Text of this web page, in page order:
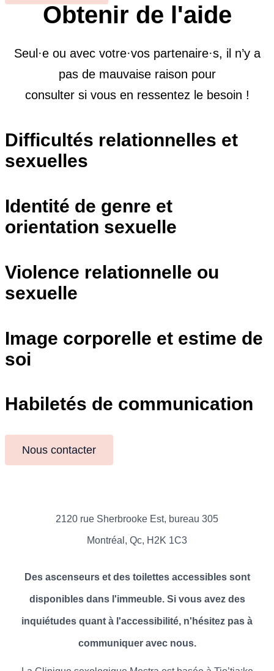
Obtenir de l'aide
Seul ·e ou avec votre·vos partenaire·s, il n’y a
pas de mauvaise raison pour
consulter si vous en ressentez le besoin !
Difficultés relationnelles et
sexuelles
Identité de genre et
orientation sexuelle
Violence relationnelle ou
sexuelle
Image corporelle et estime de
soi
Habiletés de communication
Nous contacter
2120 rue Sherbrooke Est, bureau 305
Montréal, Qc, H2K 1C3
Des ascenseurs et des toilettes accessibles sont
disponibles dans l'immeuble. Si vous avez des
inquiétudes quant à l'accessibilité, n'hésitez pas à
communiquer avec nous.